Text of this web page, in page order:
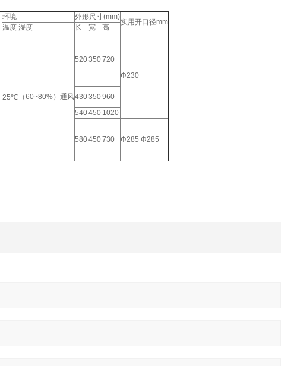
环境 外形尺寸(mm)
实用开口径mm
温度 湿度 长 宽
高
25℃ （60~80%）通风
520350720
Φ230
430350960
540450 1020
580450730 Φ285 Φ285